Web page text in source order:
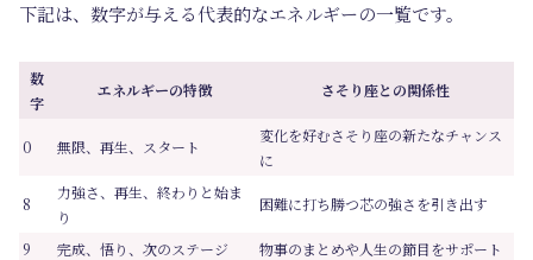
下記は、数字が与える代表的なエネルギーの一覧です。
数
字
エネルギーの特徴 さそり座との関係性
0 無限、再生、スタート
変化を好むさそり座の新たなチャンス
に
8
力強さ、再生、終わりと始ま
り
困難に打ち勝つ芯の強さを引き出す
9 完成、悟り、次のステージ
物事のまとめや人生の節目をサポート